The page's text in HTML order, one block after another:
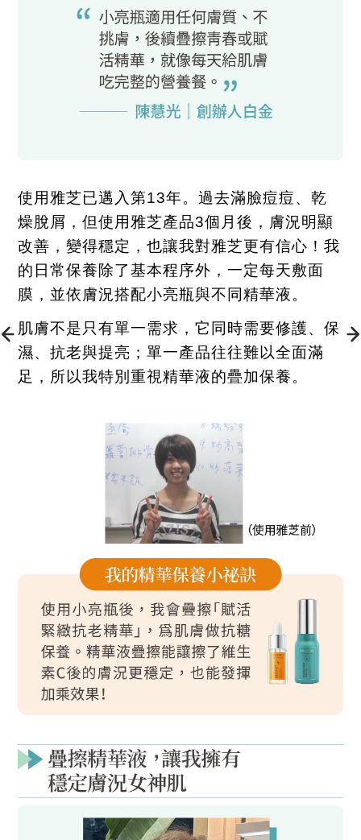
使用雅芝已邁入第13年。過去滿臉痘痘、乾
燥脫屑，但使用雅芝產品3個月後，膚況明顯
改善，變得穩定，也讓我對雅芝更有信心！我
的日常保養除了基本程序外，一定每天敷面
膜，並依膚況搭配小亮瓶與不同精華液。
肌膚不是只有單一需求，它同時需要修護、保
濕、抗老與提亮；單一產品往往難以全面滿
足，所以我特別重視精華液的疊加保養。